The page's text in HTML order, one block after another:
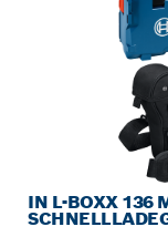
IN L-BOXX 136